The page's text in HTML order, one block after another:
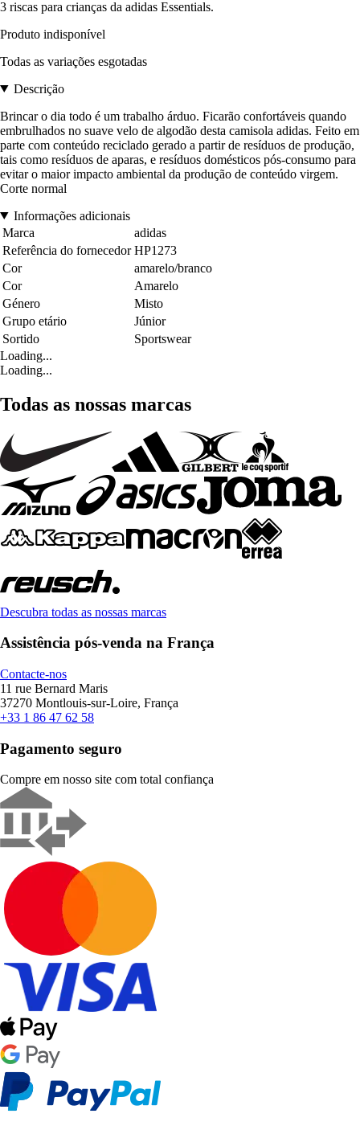
3 riscas para crianças da adidas Essentials.
Produto indisponível
Todas as variações esgotadas
Descrição
Brincar o dia todo é um trabalho árduo. Ficarão confortáveis quando
embrulhados no suave velo de algodão desta camisola adidas. Feito em
parte com conteúdo reciclado gerado a partir de resíduos de produção,
tais como resíduos de aparas, e resíduos domésticos pós-consumo para
evitar o maior impacto ambiental da produção de conteúdo virgem.
Corte normal
Informações adicionais
Marca
adidas
Referência do fornecedor HP1273
Cor
amarelo/branco
Cor
Amarelo
Género
Misto
Grupo etário
Júnior
Sortido
Sportswear
Loading...
Loading...
Todas as nossas marcas
Descubra todas as nossas marcas
Assistência pós-venda na França
Contacte-nos
11 rue Bernard Maris
37270 Montlouis-sur-Loire, França
+33 1 86 47 62 58
Pagamento seguro
Compre em nosso site com total confiança